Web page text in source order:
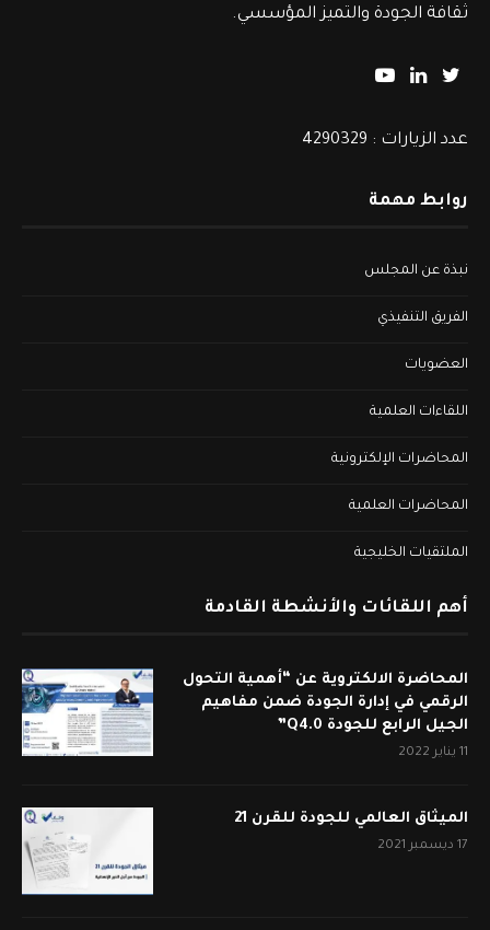
ثقافة الجودة والتميز المؤسسي.
عدد الزيارات : 4290329
روابط مهمة
نبذة عن المجلس
الفريق التنفيذي
العضويات
اللقاءات العلمية
المحاضرات الإلكترونية
المحاضرات العلمية
الملتقيات الخليجية
أهم اللقائات والأنشطة القادمة
المحاضرة الالكتروية عن “أهمية التحول
الرقمي في إدارة الجودة ضمن مفاهيم
الجيل الرابع للجودة Q4.0”
11 يناير 2022
الميثاق العالمي للجودة للقرن 21
17 ديسمبر 2021